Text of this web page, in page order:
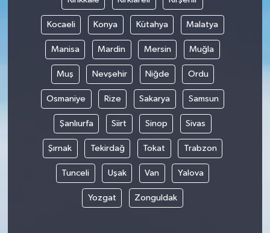
Kocaeli Konya Kütahya Malatya
Manisa Mardin Mersin Muğla
Muş Nevşehir Niğde Ordu
Osmaniye Rize Sakarya Samsun
Şanlıurfa Siirt Sinop Sivas
Şırnak Tekirdağ Tokat Trabzon
Tunceli Uşak Van Yalova
Yozgat Zonguldak